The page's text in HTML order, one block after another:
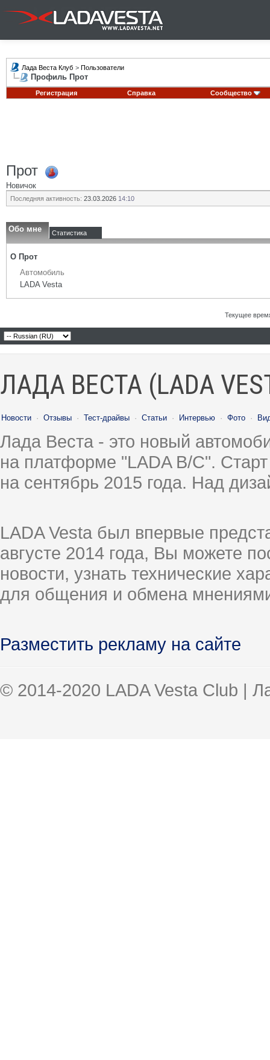
Лада Веста Клуб > Пользователи
Профиль Прот
Регистрация Справка Сообщество
Прот
Новичок
Последняя активность: 23.03.2026 14:10
Обо мне Статистика
О Прот
Автомобиль
LADA Vesta
Текущее
ЛАДА ВЕСТА (LADA
Новости · Отзывы · Тест-драйвы · Статьи · Интервью · Фото ·
Лада Веста - это новый
на платформе "LADA B/C".
на сентябрь 2015 года. Над
LADA Vesta был впервые
августе 2014 года, Вы можете
новости, узнать технические
для общения и обмена
Разместить рекламу на сайте
© 2014-2020 LADA Vesta Club |